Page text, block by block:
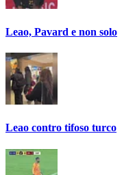
Leao, Pavard e non solo
Leao contro tifoso turco